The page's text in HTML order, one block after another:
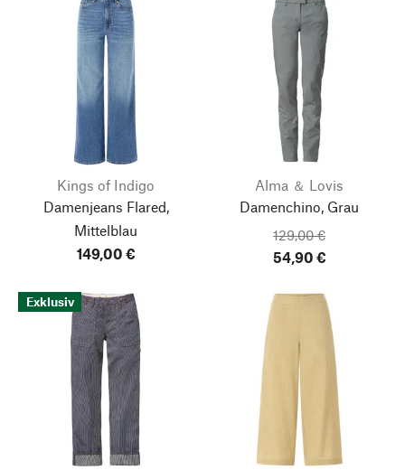
Kings of Indigo
Damenjeans Flared,
Mittelblau
149,00 €
Alma ＆ Lovis
Damenchino, Grau
129,00 €
54,90 €
Exklusiv